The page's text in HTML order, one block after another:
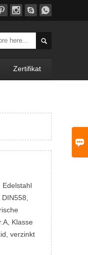

  

Zertifikat
Edelstahl
Klasse
verzinkt